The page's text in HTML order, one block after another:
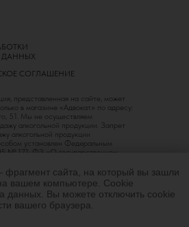
сайта, на который вы зашли
вашем компьютере. Сookie
данных. Вы можете отключить cookie
вашего браузера.
СОГЛАШЕНИЕ
ДАННЫХ
представленная на сайте, может
в магазине «Адвокат» по адресу:
51. Мы не осуществляем
алкогольной продукции. Запрет
алкогольной продукции
установлен Федеральным
№ 171-ФЗ «О государственном
продукции
(распития) алкогольной